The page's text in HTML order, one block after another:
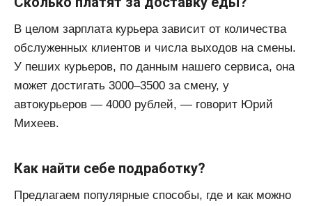
В целом зарплата курьера зависит от количества
обслуженных клиентов и числа выходов на смены.
У пеших курьеров, по данным нашего сервиса, она
может достигать 3000–3500 за смену, у
автокурьеров — 4000 рублей, — говорит Юрий
Михеев.
Как найти себе подработку?
Предлагаем популярные способы, где и как можно